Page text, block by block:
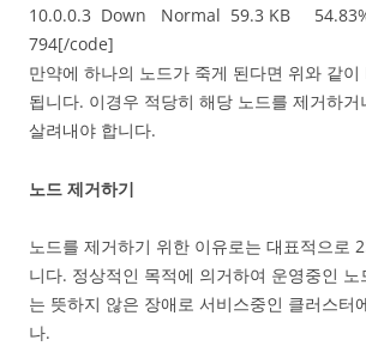
10.0.0.3 Down Normal 59.3 KB
794[/code]
만약에 하나의 노드가 죽게 된다면 위와 같
됩니다. 이경우 적당히 해당 노드를 제거하
살려내야 합니다.
노드 제거하기
노드를 제거하기 위한 이유로는 대표적으로
니다. 정상적인 목적에 의거하여 운영중인
는 뜻하지 않은 장애로 서비스중인 클러스터
나.